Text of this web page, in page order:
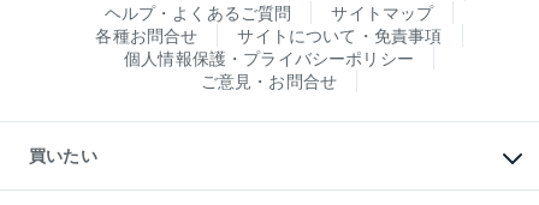
ヘルプ・よくあるご質問
サイトマップ
各種お問合せ
サイトについて・免責事項
個人情報保護・プライバシーポリシー
ご意見・お問合せ
買いたい